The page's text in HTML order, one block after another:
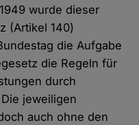
1949 wurde dieser
(Artikel 140)
die Aufgabe
die Regeln für
durch
jeweiligen
auch ohne den